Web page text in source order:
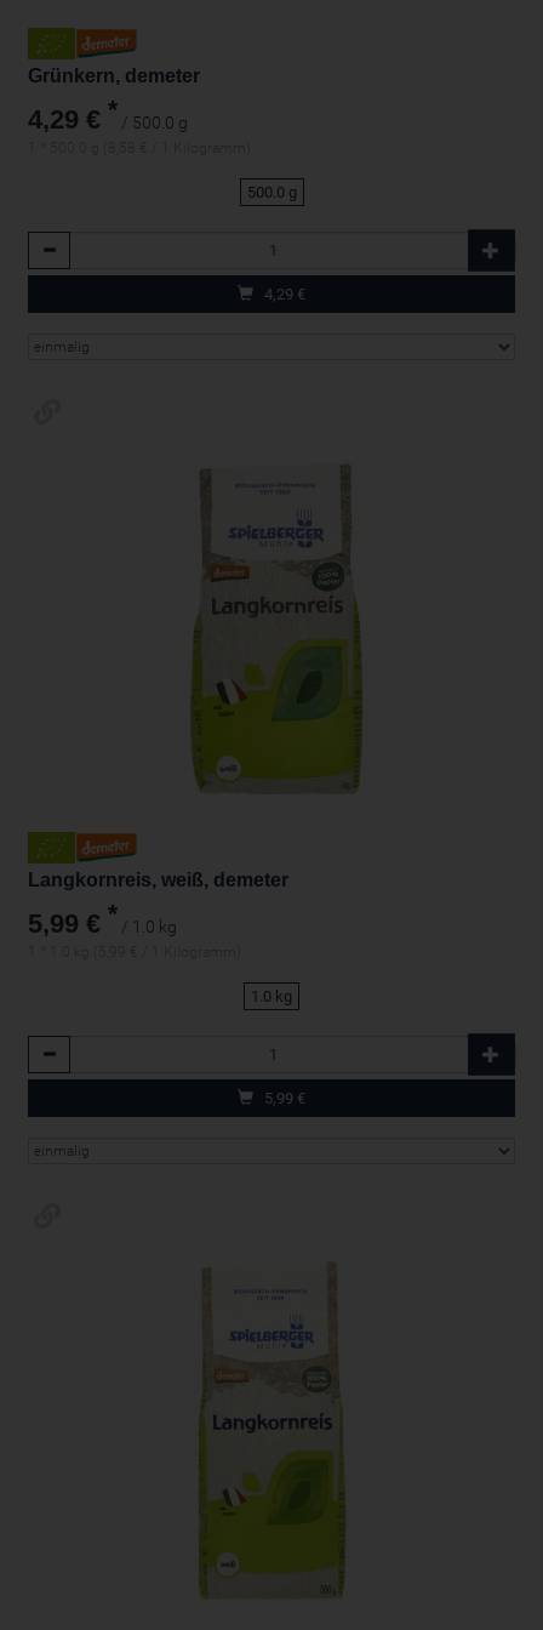
Grünkern, demeter
4,29 € * / 500.0 g
500.0 g
4,29 €
Langkornreis, weiß, demeter
5,99 € * / 1.0 kg
1.0 kg
5,99 €